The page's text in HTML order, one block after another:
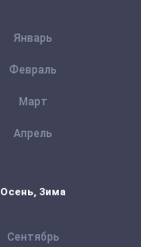
Январь
Февраль
Март
Апрель
Осень, Зима
Сентябрь